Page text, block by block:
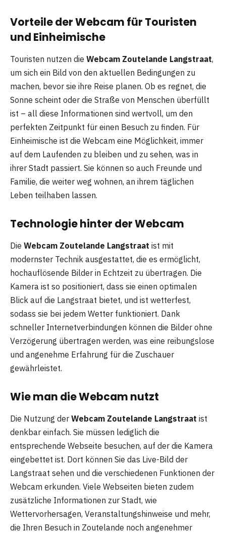
Vorteile der Webcam für Touristen
und Einheimische
Touristen nutzen die Webcam Zoutelande Langstraat,
um sich ein Bild von den aktuellen Bedingungen zu
machen, bevor sie ihre Reise planen. Ob es regnet, die
Sonne scheint oder die Straße von Menschen überfüllt
ist – all diese Informationen sind wertvoll, um den
perfekten Zeitpunkt für einen Besuch zu finden. Für
Einheimische ist die Webcam eine Möglichkeit, immer
auf dem Laufenden zu bleiben und zu sehen, was in
ihrer Stadt passiert. Sie können so auch Freunde und
Familie, die weiter weg wohnen, an ihrem täglichen
Leben teilhaben lassen.
Technologie hinter der Webcam
Die Webcam Zoutelande Langstraat ist mit
modernster Technik ausgestattet, die es ermöglicht,
hochauflösende Bilder in Echtzeit zu übertragen. Die
Kamera ist so positioniert, dass sie einen optimalen
Blick auf die Langstraat bietet, und ist wetterfest,
sodass sie bei jedem Wetter funktioniert. Dank
schneller Internetverbindungen können die Bilder ohne
Verzögerung übertragen werden, was eine reibungslose
und angenehme Erfahrung für die Zuschauer
gewährleistet.
Wie man die Webcam nutzt
Die Nutzung der Webcam Zoutelande Langstraat ist
denkbar einfach. Sie müssen lediglich die
entsprechende Webseite besuchen, auf der die Kamera
eingebettet ist. Dort können Sie das Live-Bild der
Langstraat sehen und die verschiedenen Funktionen der
Webcam erkunden. Viele Webseiten bieten zudem
zusätzliche Informationen zur Stadt, wie
Wettervorhersagen, Veranstaltungshinweise und mehr,
die Ihren Besuch in Zoutelande noch angenehmer